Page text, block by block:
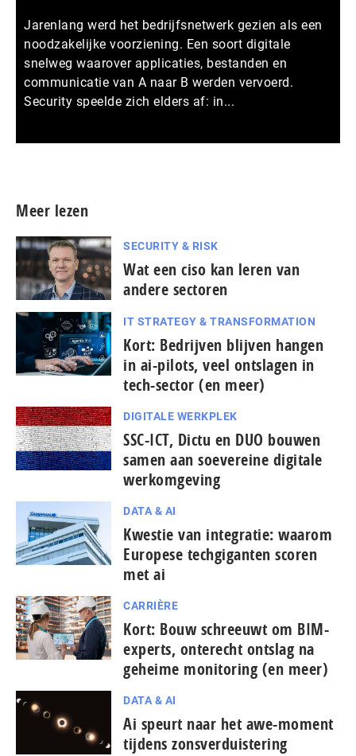
Jarenlang werd het bedrijfsnetwerk gezien als een
noodzakelijke voorziening. Een soort digitale
snelweg waarover applicaties, bestanden en
communicatie van A naar B werden vervoerd.
Security speelde zich elders af: in...
Meer lezen
SECURITY & RISK
Wat een ciso kan leren van
andere sectoren
IT STRATEGY & TRANSFORMATION
Kort: Bedrijven blijven hangen
in ai-pilots, veel ontslagen in
tech-sector (en meer)
DIGITALE WERKPLEK
SSC-ICT, Dictu en DUO bouwen
samen aan soevereine digitale
werkomgeving
DATA & AI
Kwestie van integratie: waarom
Europese tech­gi­gan­ten scoren
met ai
CARRIÈRE
Kort: Bouw schreeuwt om BIM-
experts, onterecht ontslag na
geheime monitoring (en meer)
DATA & AI
Ai speurt naar het awe-moment
tijdens zonsverduistering